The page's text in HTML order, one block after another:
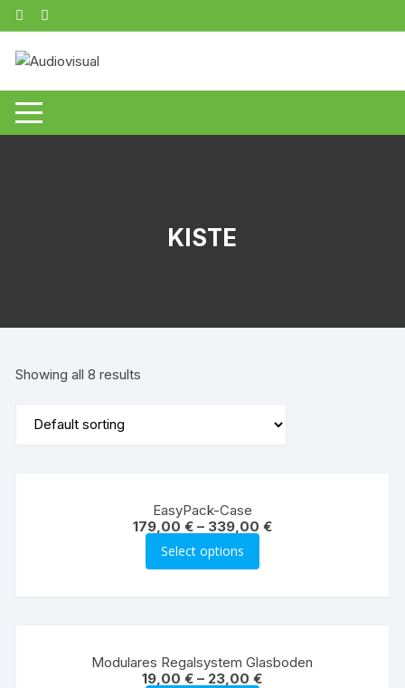
Zum
Inhalt
springen
KISTE
Showing all 8 results
EasyPack-Case
179,00 €– 339,00 €
Select options
Modulares Regalsystem Glasboden
19,00€ – 23,00€